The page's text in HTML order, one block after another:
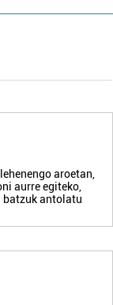
aroetan,
aurre egiteko,
batzuk antolatu